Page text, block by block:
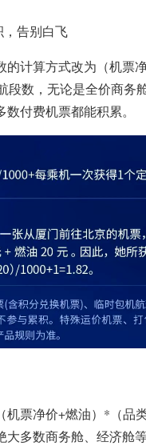
，告别白飞
的计算方式改为 （机票
段数，无论是全价商务
付费机票都能积累。
机票净价+燃油） * （品
大多数商务舱、经济舱